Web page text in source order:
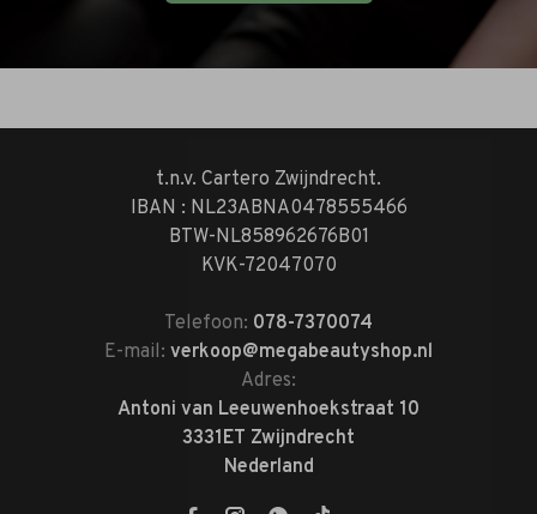
t.n.v. Cartero Zwijndrecht.
IBAN : NL23ABNA0478555466
BTW-NL858962676B01
KVK-72047070
Telefoon: 078-7370074
E-mail: verkoop@megabeautyshop.nl
Adres:
Antoni van Leeuwenhoekstraat 10
3331ET Zwijndrecht
Nederland